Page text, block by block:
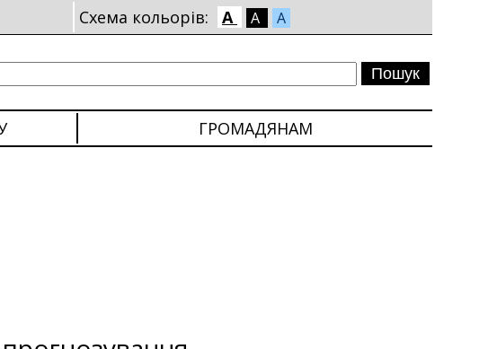
Схема кольорів: A A A
ГРОМАДЯНАМ